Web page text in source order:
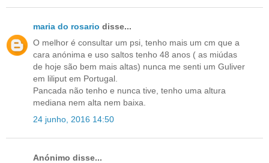
maria do rosario disse...
O melhor é consultar um psi, tenho mais um cm que a
cara anónima e uso saltos tenho 48 anos ( as miúdas
de hoje são bem mais altas) nunca me senti um Guliver
em liliput em Portugal.
Pancada não tenho e nunca tive, tenho uma altura
mediana nem alta nem baixa.
24 junho, 2016 14:50
Anónimo disse...